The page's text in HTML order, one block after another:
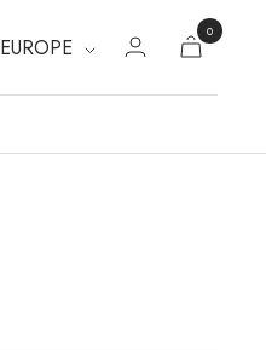
EUROPE
0